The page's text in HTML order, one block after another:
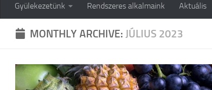
Gyülekezetünk Rendszeres alkalmaink Aktuális
MONTHLY ARCHIVE: JÚLIUS 2023